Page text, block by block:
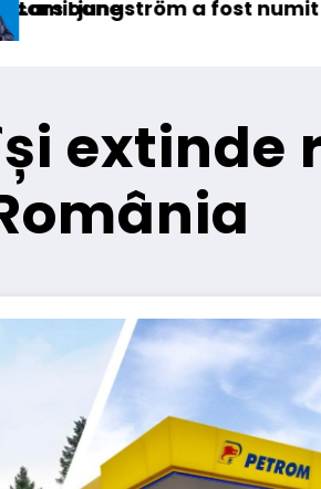
(CFO) pentru
IVECO Strator se
extinde